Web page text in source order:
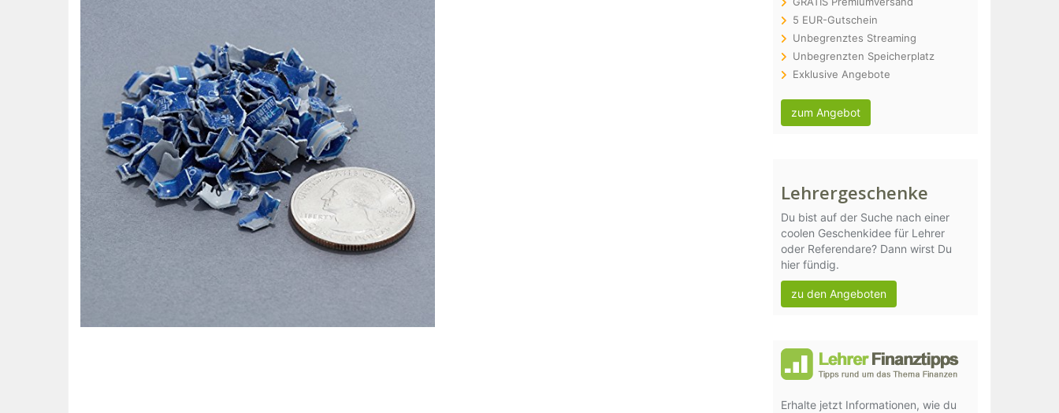
5 EUR-Gutschein
Unbegrenztes Streaming
Unbegrenzten Speicherplatz
Exklusive Angebote
zum Angebot
Lehrergeschenke
Du bist auf der Suche nach einer
coolen Geschenkidee für Lehrer
oder Referendare? Dann wirst Du
hier fündig.
zu den Angeboten
Erhalte jetzt Informationen, wie du